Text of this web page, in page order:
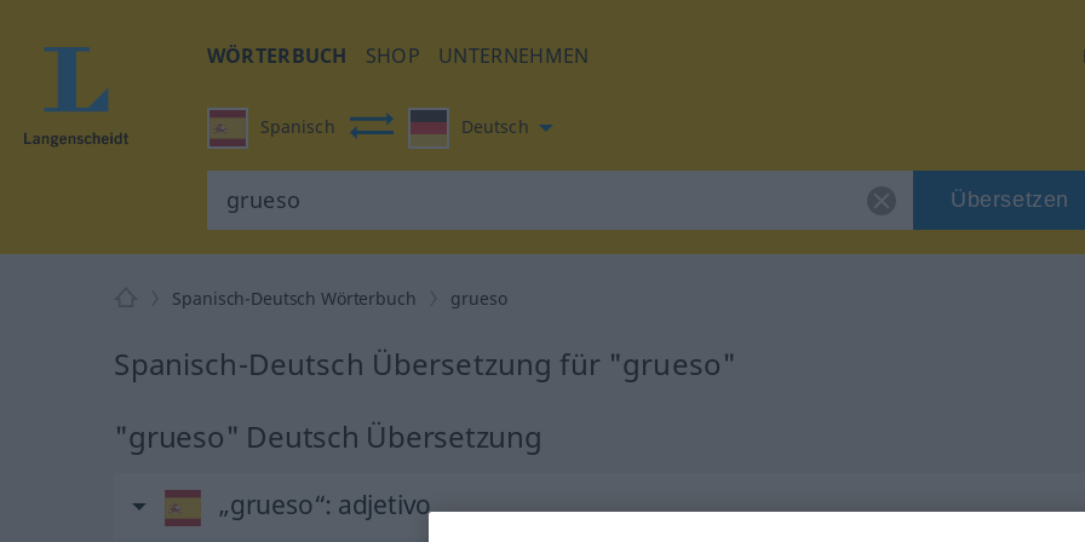
WÖRTERBUCH SHOP UNTERNEHMEN
Spanisch Deutsch
Übersetzen
Spanisch-Deutsch Wörterbuch grueso
Spanisch-Deutsch Übersetzung für "grueso"
"grueso" Deutsch Übersetzung
„grueso“: adjetivo